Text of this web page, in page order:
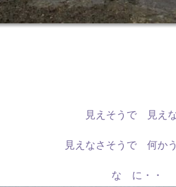
見えそうで 見え
見えなさそうで 何か
な に・・